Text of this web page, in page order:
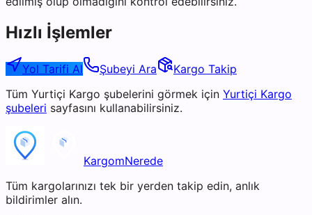
Hızlı İşlemler
Yol Tarifi Al Şubeyi Ara
Kargo Takip
Tüm Yurtiçi Kargo şubelerini görmek için Yurtiçi Kargo
şubeleri sayfasını kullanabilirsiniz.
KargomNerede
Tüm kargolarınızı tek bir yerden takip edin, anlık
bildirimler alın.